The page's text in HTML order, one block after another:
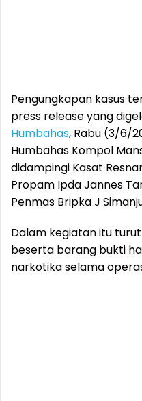
Pengungkapan kasus
press release yang
Humbahas, Rabu (3/6/
Humbahas Kompol
didampingi Kasat
Propam Ipda Jannes
Penmas Bripka J
Dalam kegiatan itu
beserta barang bukti
narkotika selama